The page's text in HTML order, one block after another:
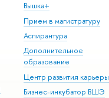
Вышка+
Прием в магистратуру
Аспирантура
Дополнительное
образование
Центр развития карьеры
Бизнес-инкубатор ВШЭ